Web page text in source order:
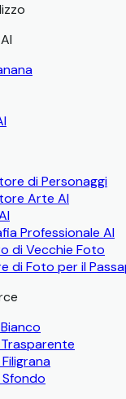
di Personaggi
Arte AI
Professionale AI
di Vecchie Foto
di Foto per il